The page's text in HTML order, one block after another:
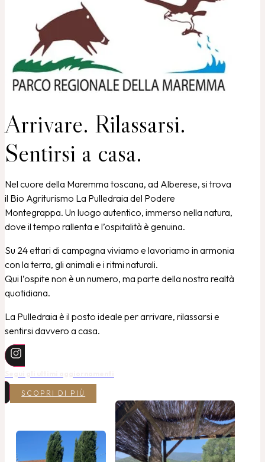
Arrivare. Rilassarsi.
Sentirsi a casa.
Nel cuore della Maremma toscana, ad Alberese, si trova
il Bio Agriturismo La Pulledraia del Podere
Montegrappa. Un luogo autentico, immerso nella natura,
dove il tempo rallenta e l’ospitalità è genuina.
Su 24 ettari di campagna viviamo e lavoriamo in armonia
con la terra, gli animali e i ritmi naturali.
Qui l’ospite non è un numero, ma parte della nostra realtà
quotidiana.
La Pulledraia è il posto ideale per arrivare, rilassarsi e
sentirsi davvero a casa.
SCOPRI DI PIÙ